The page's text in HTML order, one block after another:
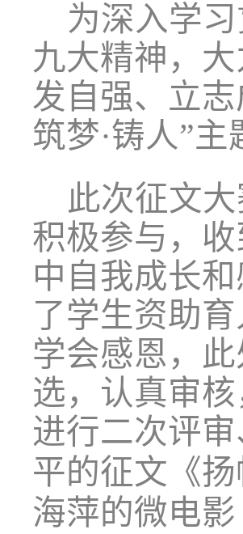
为深入学
九大精神，
发自强、立
筑梦·铸人”
此次征文
积极参与，
中自我成长
了学生资助
学会感恩，
选，认真审
进行二次评
平的征文《
海萍的微电